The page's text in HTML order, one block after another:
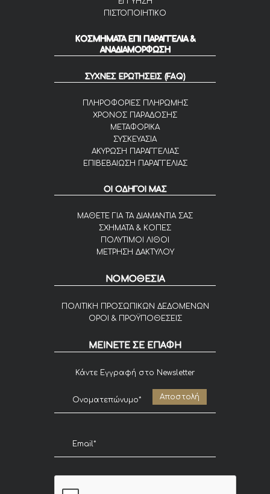
ΠΙΣΤΟΠΟΙΗΤΙΚΟ
ΚΟΣΜΗΜΑΤΑ ΕΠΙ ΠΑΡΑΓΓΕΛΙΑ &
ΑΝΑΔΙΑΜΟΡΦΩΣΗ
ΣΥΧΝΕΣ ΕΡΩΤΗΣΕΙΣ (FAQ)
ΠΛΗΡΟΦΟΡΙΕΣ ΠΛΗΡΩΜΗΣ
ΧΡΟΝΟΣ ΠΑΡΑΔΟΣΗΣ
ΜΕΤΑΦΟΡΙΚΑ
ΣΥΣΚΕΥΑΣΙΑ
ΑΚΥΡΩΣΗ ΠΑΡΑΓΓΕΛΙΑΣ
ΕΠΙΒΕΒΑΙΩΣΗ ΠΑΡΑΓΓΕΛΙΑΣ
ΟΙ ΟΔΗΓΟΙ ΜΑΣ
ΜΑΘΕΤΕ ΓΙΑ ΤΑ ΔΙΑΜΑΝΤΙΑ ΣΑΣ
ΣΧΗΜΑΤΑ & ΚΟΠΕΣ
ΠΟΛΥΤΙΜΟΙ ΛΙΘΟΙ
ΜΕΤΡΗΣΗ ΔΑΚΤΥΛΟΥ
ΝΟΜΟΘΕΣΙΑ
ΠΟΛΙΤΙΚΗ ΠΡΟΣΩΠΙΚΩΝ ΔΕΔΟΜΕΝΩΝ
ΟΡΟΙ & ΠΡΟΫΠΟΘΕΣΕΙΣ
ΜΕΙΝΕΤΕ ΣΕ ΕΠΑΦΗ
Κάντε Εγγραφή στο Newsletter